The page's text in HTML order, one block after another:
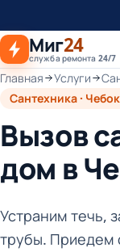
основному
контенту
Миг24
служба ремонта 24/7
Главная Услуги
Сантехника ·
Вызов
дом в
Устраним течь,
трубы. Приедем